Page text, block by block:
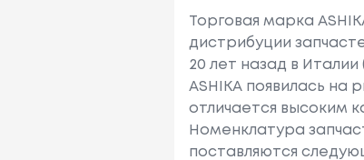
Торговая марка
дистрибуции
20 лет назад в
ASHIKA появилась на
отличается высоким
Номенклатура
поставляются